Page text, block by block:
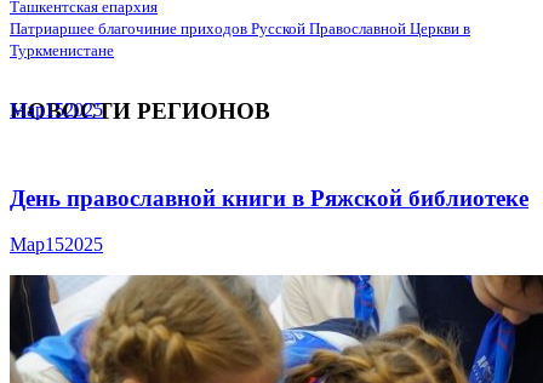
Ташкентская епархия
Патриаршее благочиние приходов Русской Православной Церкви в
Туркменистане
НОВОСТИ РЕГИОНОВ
Мар152025
День православной книги в Ряжской библиотеке
Мар152025